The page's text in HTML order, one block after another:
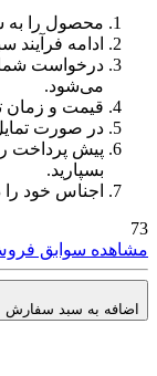
محصول را به
ادامه فرآیند
درخواست شما
می‌شود.
قیمت و زمان
در صورت
پیش پرداخت را
بسپارید.
اجناس خود
73
مشاهده سوابق
اضافه به سبد سفارش